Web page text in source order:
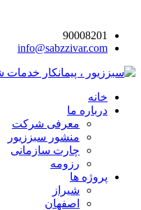
90008201
info@sabzzivar.com
خانه
درباره ما
معرفی شرکت
منشور سبززیور
چارت سازمانی
رزومه
پروژه ها
شیراز
اصفهان